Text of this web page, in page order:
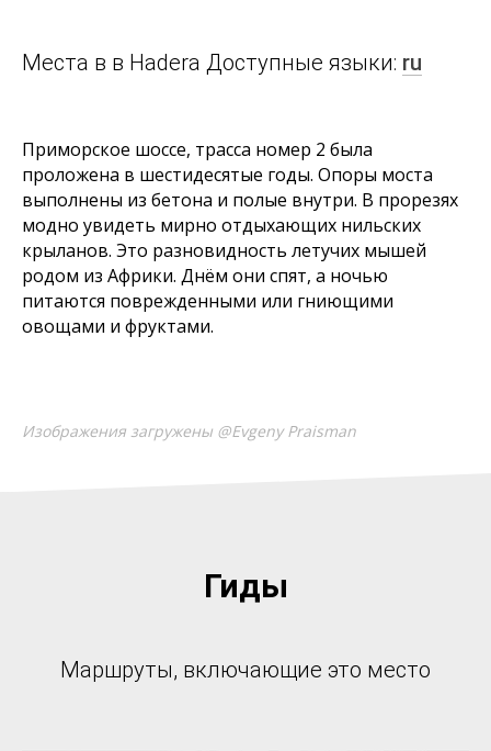
Места в в Hadera Доступные языки: ru
Приморское шоссе, трасса номер 2 была
проложена в шестидесятые годы. Опоры моста
выполнены из бетона и полые внутри. В прорезях
модно увидеть мирно отдыхающих нильских
крыланов. Это разновидность летучих мышей
родом из Африки. Днём они спят, а ночью
питаются поврежденными или гниющими
овощами и фруктами.
Изображения загружены @Evgeny Praisman
Гиды
Маршруты, включающие это место